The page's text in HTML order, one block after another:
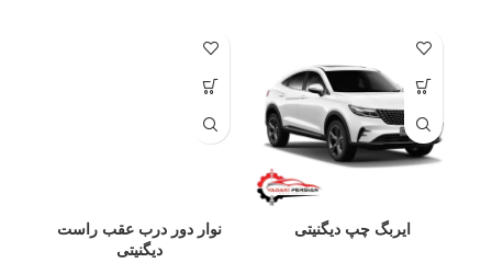
ایربگ چپ دیگنیتی
نوار دور درب عقب راست
دیگنیتی